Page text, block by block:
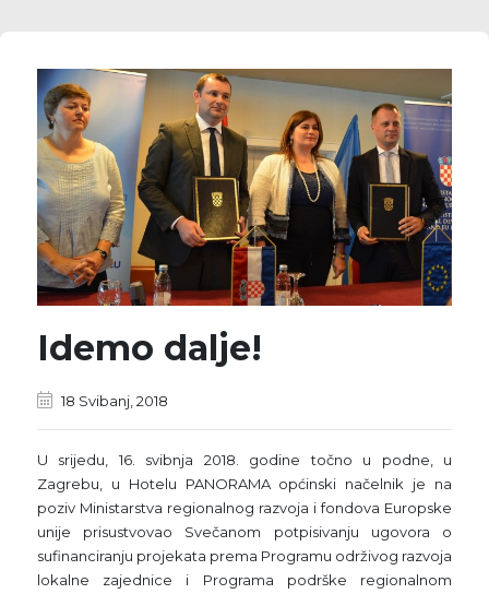
Idemo dalje!
18 Svibanj, 2018
U srijedu, 16. svibnja 2018. godine točno u podne, u
Zagrebu, u Hotelu PANORAMA općinski načelnik je na
poziv Ministarstva regionalnog razvoja i fondova Europske
unije prisustvovao Svečanom potpisivanju ugovora o
sufinanciranju projekata prema Programu održivog razvoja
lokalne zajednice i Programa podrške regionalnom